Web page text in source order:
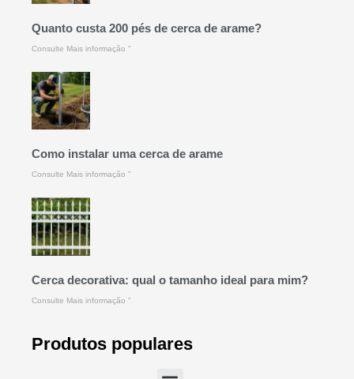
Quanto custa 200 pés de cerca de arame?
Consulte Mais informação "
Como instalar uma cerca de arame
Consulte Mais informação "
Cerca decorativa: qual o tamanho ideal para mim?
Consulte Mais informação "
Produtos populares